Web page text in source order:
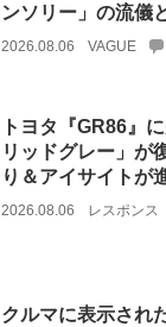
ンソリー」の流儀
2026.08.06 VAGUE
トヨタ『GR86』
リッドグレー」が
り＆アイサイトが
2026.08.06 レスポンス
クルマに表示され